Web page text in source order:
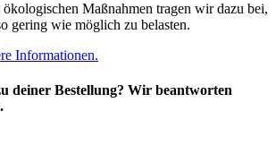
Maßnahmen tragen wir dazu bei,
gering wie möglich zu belasten.
Informationen.
deiner Bestellung? Wir beantworten